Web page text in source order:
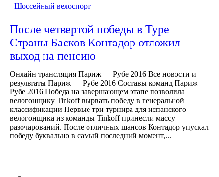
Шоссейный велоспорт
После четвертой победы в Туре
Страны Басков Контадор отложил
выход на пенсию
Онлайн трансляция Париж — Рубе 2016 Все новости и
результаты Париж — Рубе 2016 Составы команд Париж —
Рубе 2016 Победа на завершающем этапе позволила
велогонщику Tinkoff вырвать победу в генеральной
классификации Первые три турнира для испанского
велогонщика из команды Tinkoff принесли массу
разочарований. После отличных шансов Контадор упускал
победу буквально в самый последний момент,...